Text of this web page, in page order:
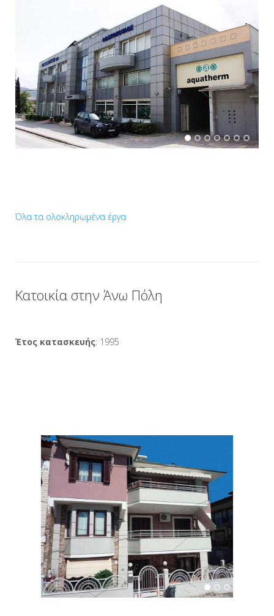
Όλα τα ολοκληρωμένα έργα
Κατοικία στην Άνω Πόλη
Έτος κατασκευής: 1995